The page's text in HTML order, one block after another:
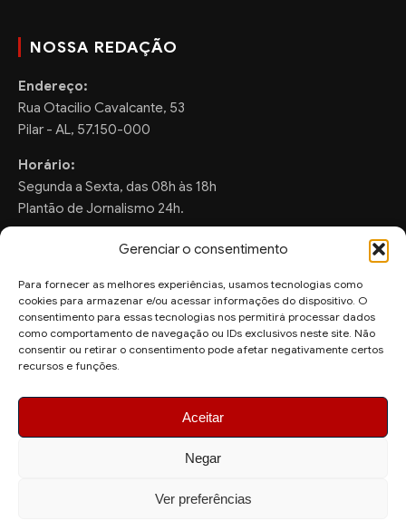
Gerenciar o consentimento
Para fornecer as melhores experiências, usamos tecnologias como
cookies para armazenar e/ou acessar informações do dispositivo. O
consentimento para essas tecnologias nos permitirá processar dados
como comportamento de navegação ou IDs exclusivos neste site. Não
consentir ou retirar o consentimento pode afetar negativamente certos
recursos e funções.
Aceitar
Negar
Ver preferências
NOSSA REDAÇÃO
Endereço:
Rua Otacilio Cavalcante, 53
Pilar - AL, 57.150-000
Horário:
Segunda a Sexta, das 08h às 18h
Plantão de Jornalismo 24h.
FALE CONOSCO
Sugestões de Pauta:
ronaldo.valentim150@gmail.com
© 2026 AquiAgora - Todos os direitos reservados.